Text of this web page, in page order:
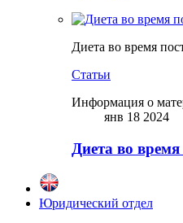
Диета во время
Статьи
Информация о
янв 18 2024
Диета во
Юридический отдел